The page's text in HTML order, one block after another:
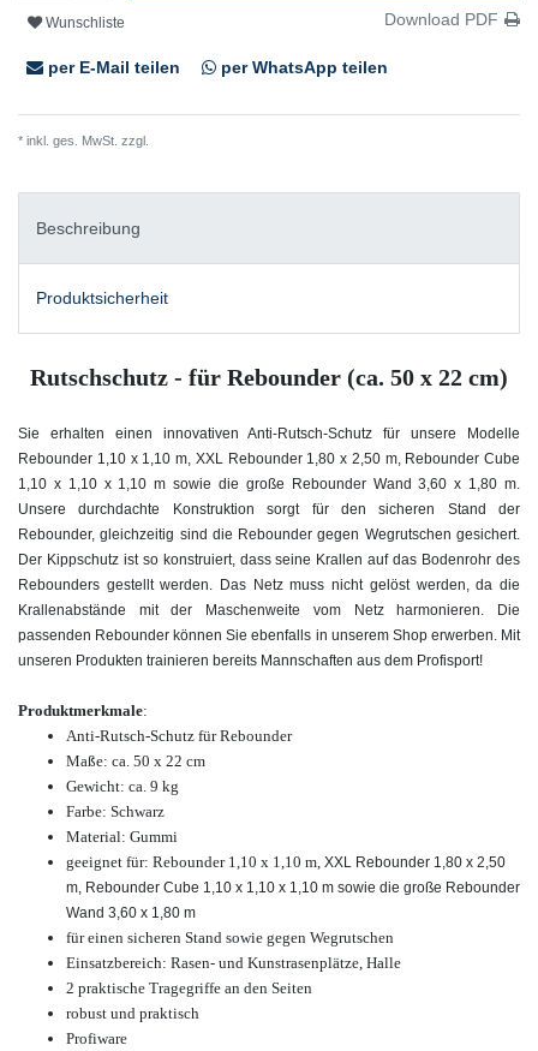
Wunschliste Download PDF
per E-Mail teilen per WhatsApp teilen
* inkl. ges. MwSt. zzgl.
Beschreibung
Produktsicherheit
Rutschschutz - für Rebounder (ca. 50 x 22 cm)
Sie erhalten einen innovativen Anti-Rutsch-Schutz für unsere Modelle
Rebounder 1,10 x 1,10 m, XXL Rebounder 1,80 x 2,50 m, Rebounder Cube
1,10 x 1,10 x 1,10 m sowie die große Rebounder Wand 3,60 x 1,80 m.
Unsere durchdachte Konstruktion sorgt für den sicheren Stand der
Rebounder, gleichzeitig sind die Rebounder gegen Wegrutschen gesichert.
Der Kippschutz ist so konstruiert, dass seine Krallen auf das Bodenrohr des
Rebounders gestellt werden. Das Netz muss nicht gelöst werden, da die
Krallenabstände mit der Maschenweite vom Netz harmonieren. Die
passenden Rebounder können Sie ebenfalls in unserem Shop erwerben. Mit
unseren Produkten trainieren bereits Mannschaften aus dem Profisport!
Produktmerkmale:
Anti-Rutsch-Schutz für Rebounder
Maße: ca. 50 x 22 cm
Gewicht: ca. 9 kg
Farbe: Schwarz
Material: Gummi
geeignet für: Rebounder 1,10 x 1,10 m, XXL Rebounder 1,80 x 2,50
m, Rebounder Cube 1,10 x 1,10 x 1,10 m sowie die große Rebounder
Wand 3,60 x 1,80 m
für einen sicheren Stand sowie gegen Wegrutschen
Einsatzbereich: Rasen- und Kunstrasenplätze, Halle
2 praktische Tragegriffe an den Seiten
robust und praktisch
Profiware